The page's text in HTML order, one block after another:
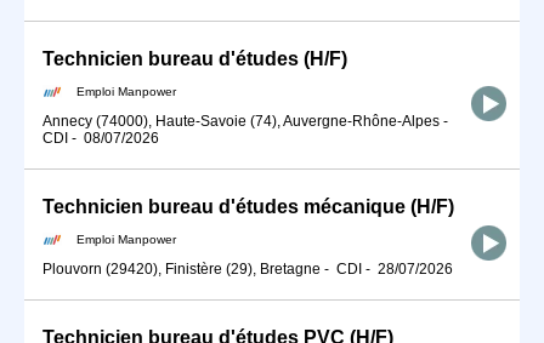
Technicien bureau d'études (H/F)
Emploi Manpower
Annecy (74000), Haute-Savoie (74), Auvergne-Rhône-Alpes -
CDI - 08/07/2026
Technicien bureau d'études mécanique (H/F)
Emploi Manpower
Plouvorn (29420), Finistère (29), Bretagne - CDI - 28/07/2026
Technicien bureau d'études PVC (H/F)